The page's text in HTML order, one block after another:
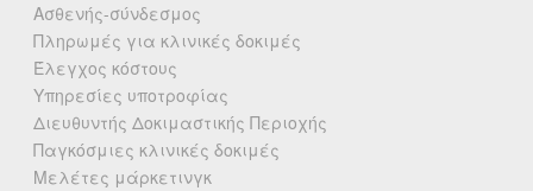
Ασθενής-σύνδεσμος
Πληρωμές για κλινικές δοκιμές
Έλεγχος κόστους
Υπηρεσίες υποτροφίας
Διευθυντής Δοκιμαστικής Περιοχής
Παγκόσμιες κλινικές δοκιμές
Μελέτες μάρκετινγκ